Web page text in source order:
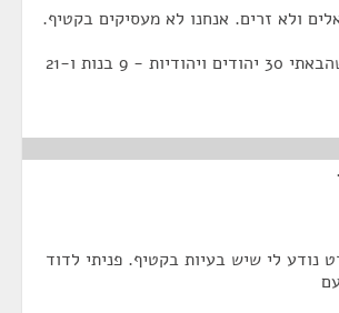
ולא זרים. אנחנו לא מעסיקים בקטיף.
אני מכה על חטא שהבאתי 30 יהודים ויהודיות - 9 בנות ו-21
נודע לי שיש בעיות בקטיף. פניתי לדוד